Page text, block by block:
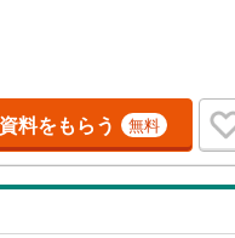
で幅広い物件を取り扱ってい
戸建、中古戸建、中古マンショ
たします！・中古物件のリフォ
という多くの方々がリフォーム
新築同様の快適なお住まいを実
。ぜひご家族そろってご来場
分 （定休日:水曜日）この時間
できます。右下の電話ボタン
資料をもらう 無料